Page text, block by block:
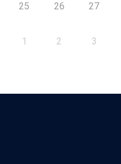
25 26 27
1 2 3